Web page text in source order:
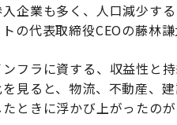
入企業も多く、人口減少す
の代表取締役CEOの藤林
ンフラに資する、収益性と
見ると、物流、不動産、
ときに浮かび上がったの